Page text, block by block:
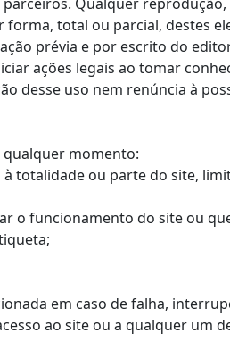
total ou parcial, destes
prévia e por escrito do
ações legais ao tomar
desse uso nem renúncia à
momento:
totalidade ou parte do site,
o funcionamento do site ou
em caso de falha,
ao site ou a qualquer um